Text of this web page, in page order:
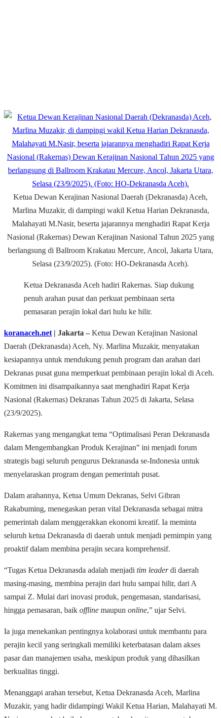
Ketua Dewan Kerajinan Nasional Daerah (Dekranasda) Aceh,
Marlina Muzakir, di dampingi wakil Ketua Harian Dekranasda,
Malahayati M.Nasir, beserta jajarannya menghadiri Rapat Kerja
Nasional (Rakernas) Dewan Kerajinan Nasional Tahun 2025 yang
berlangsung di Ballroom Krakatau Mercure, Ancol, Jakarta Utara,
Selasa (23/9/2025). (Foto: HO-Dekranasda Aceh).
Ketua Dekranasda Aceh hadiri Rakernas. Siap dukung
penuh arahan pusat dan perkuat pembinaan serta
pemasaran perajin lokal dari hulu ke hilir.
koranaceh.net | Jakarta ‒ Ketua Dewan Kerajinan Nasional
Daerah (Dekranasda) Aceh, Ny. Marlina Muzakir, menyatakan
kesiapannya untuk mendukung penuh program dan arahan dari
Dekranas pusat guna memperkuat pembinaan perajin lokal di Aceh.
Komitmen ini disampaikannya saat menghadiri Rapat Kerja
Nasional (Rakernas) Dekranas Tahun 2025 di Jakarta, Selasa
(23/9/2025).
Rakernas yang mengangkat tema “Optimalisasi Peran Dekranasda
dalam Mengembangkan Produk Kerajinan” ini menjadi forum
strategis bagi seluruh pengurus Dekranasda se-Indonesia untuk
menyelaraskan program dengan pemerintah pusat.
Dalam arahannya, Ketua Umum Dekranas, Selvi Gibran
Rakabuming, menegaskan peran vital Dekranasda sebagai mitra
pemerintah dalam menggerakkan ekonomi kreatif. Ia meminta
seluruh ketua Dekranasda di daerah untuk menjadi pemimpin yang
proaktif dalam membina perajin secara komprehensif.
“Tugas Ketua Dekranasda adalah menjadi tim leaderdi daerah
masing-masing, membina perajin dari hulu sampai hilir, dari A
sampai Z. Mulai dari inovasi produk, pengemasan, standarisasi,
hingga pemasaran, baik offline maupun online,” ujar Selvi.
Ia juga menekankan pentingnya kolaborasi untuk membantu para
perajin kecil yang seringkali memiliki keterbatasan dalam akses
pasar dan manajemen usaha, meskipun produk yang dihasilkan
berkualitas tinggi.
Menanggapi arahan tersebut, Ketua Dekranasda Aceh, Marlina
Muzakir, yang hadir didampingi Wakil Ketua Harian, Malahayati M.